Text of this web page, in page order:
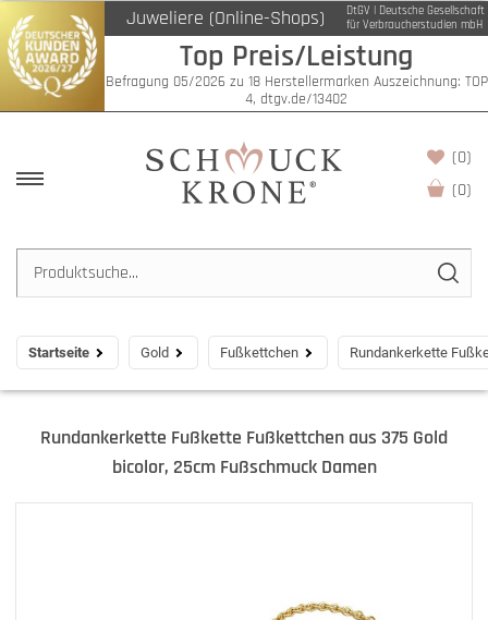
Juweliere (Online-Shops)
DtGV | Deutsche Gesellschaft
für Verbraucherstudien mbH
Top Preis/Leistung
Befragung 05/2026 zu 18 Herstellermarken Auszeichnung: TOP
4, dtgv.de/13402
(0)
(0)
Startseite Gold Fußkettchen Rundankerkette
Rundankerkette Fußkette Fußkettchen aus 375 Gold
bicolor, 25cm Fußschmuck Damen